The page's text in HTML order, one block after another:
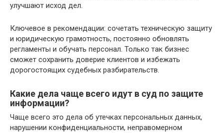
улучшают исход дел.
Ключевое в рекомендации: сочетать техническую защиту
и юридическую грамотность, постоянно обновлять
регламенты и обучать персонал. Только так бизнес
сможет сохранить доверие клиентов и избежать
дорогостоящих судебных разбирательств.
Какие дела чаще всего идут в суд по защите
информации?
Чаще всего это дела об утечках персональных данных,
нарушении конфиденциальности, неправомерном